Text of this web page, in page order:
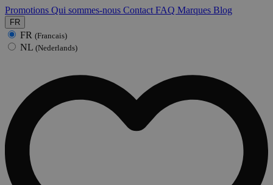
Promotions Qui sommes-nous Contact FAQ Marques Blog
FR
FR (Francais)
NL (Nederlands)